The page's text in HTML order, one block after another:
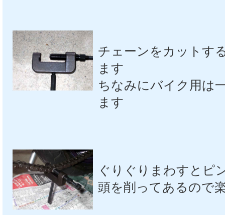
チェーンをカットす
ます
ちなみにバイク用は
ます
ぐりぐりまわすとピ
頭を削ってあるので